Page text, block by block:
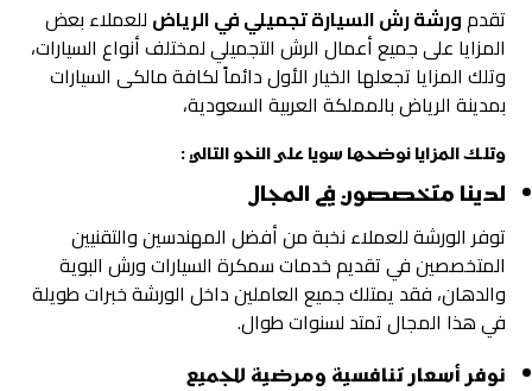
تقدمورشة رش السيارة تجميلي في الرياض للعملاء بعض
المزايا على جميع أعمال الرش التجميلي لمختلف أنواع السيارات،
وتلك المزايا تجعلها الخيار الأول دائماً لكافة مالكى السيارات
بمدينة الرياض بالمملكة العربية السعودية،
وتلك المزايا نوضحها سويا على النحو التالي :
لدينا متخصصون في المجال
توفر الورشة للعملاء نخبة من أفضل المهندسين والتقنيين
المتخصصين في تقديم خدمات سمكرة السيارات ورش البوية
والدهان، فقد يمتلك جميع العاملين داخل الورشة خبرات طويلة
في هذا المجال تمتد لسنوات طوال.
نوفر أسعار تنافسية ومرضية للجميع